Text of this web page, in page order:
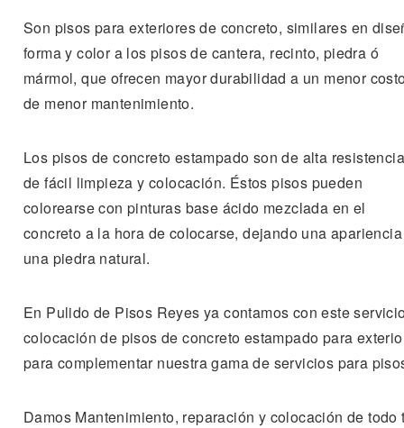
Son pisos para exteriores de concreto, similares en
forma y color a los pisos de cantera, recinto, piedra ó
mármol, que ofrecen mayor durabilidad a un menor
de menor mantenimiento.
Los pisos de concreto estampado son de alta
de fácil limpieza y colocación. Éstos pisos pueden
colorearse con pinturas base ácido mezclada en el
concreto a la hora de colocarse, dejando una
una piedra natural.
En Pulido de Pisos Reyes ya contamos con este
colocación de pisos de concreto estampado para
para complementar nuestra gama de servicios para
Damos Mantenimiento, reparación y colocación de todo